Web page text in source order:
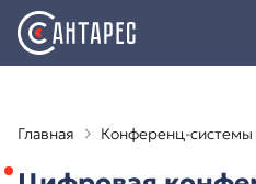
Главная Конференц-системы